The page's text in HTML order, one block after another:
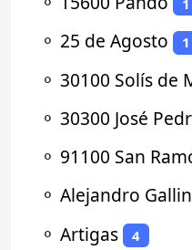
1
⚬ 25 de Agosto 1
⚬ 30100 Solís de
⚬ 30300 José
⚬ 91100 San
⚬ Alejandro
⚬ Artigas 4